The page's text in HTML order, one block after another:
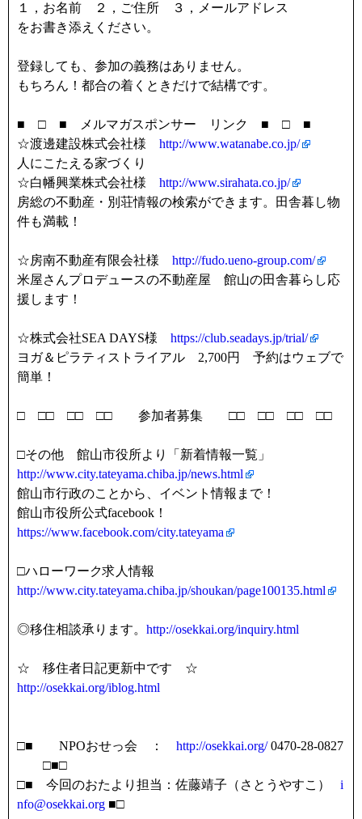
１，お名前 ２，ご住所 ３，メールアドレス
をお書き添えください。
登録しても、参加の義務はありません。
もちろん！都合の着くときだけで結構です。
■ □ ■ メルマガスポンサー リンク ■ □ ■
☆渡邊建設株式会社様 http://www.watanabe.co.jp/
人にこたえる家づくり
☆白幡興業株式会社様 http://www.sirahata.co.jp/
房総の不動産・別荘情報の検索ができます。田舎暮し物
件も満載！
☆房南不動産有限会社様 http://fudo.ueno-group.com/
米屋さんプロデュースの不動産屋 館山の田舎暮らし応
援します！
☆株式会社SEA DAYS様 https://club.seadays.jp/trial/
ヨガ＆ピラティストライアル 2,700円 予約はウェブで
簡単！
□ □□ □□ □□ 参加者募集 □□ □□ □□ □□
□その他 館山市役所より「新着情報一覧」
http://www.city.tateyama.chiba.jp/news.html
館山市行政のことから、イベント情報まで！
館山市役所公式facebook！
https://www.facebook.com/city.tateyama
□ハローワーク求人情報
http://www.city.tateyama.chiba.jp/shoukan/page100135.html
◎移住相談承ります。 http://osekkai.org/inquiry.html
☆ 移住者日記更新中です ☆
http://osekkai.org/iblog.html
□■ NPOおせっ会 ： http://osekkai.org/0470-28-0827
□■□
□■ 今回のおたより担当：佐藤靖子（さとうやすこ） i
nfo@osekkai.org ■□